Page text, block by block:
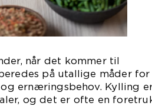
når det kommer til
på utallige måder for
ernæringsbehov. Kylling
og det er ofte en